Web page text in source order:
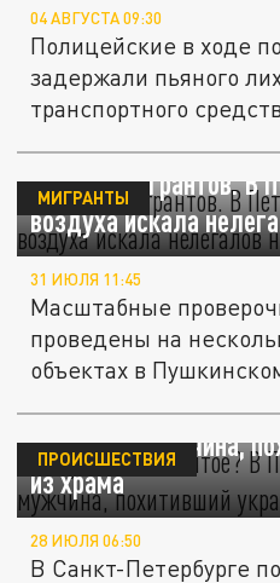
04 АВГУСТА 09:30
Полицейские в ходе
задержали пьяного
транспортного
Рейд на мигрантов. В
воздуха искала
МИГРАНТЫ
31 ИЮЛЯ 11:45
Масштабные
проведены на
объектах в
Покусился на святое?
задержан мужчина,
из храма
ПРОИСШЕСТВИЯ
28 ИЮЛЯ 06:50
В Санкт-Петербурге